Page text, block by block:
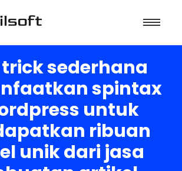
sederhana
spintax
untuk
ribuan
unik dari jasa